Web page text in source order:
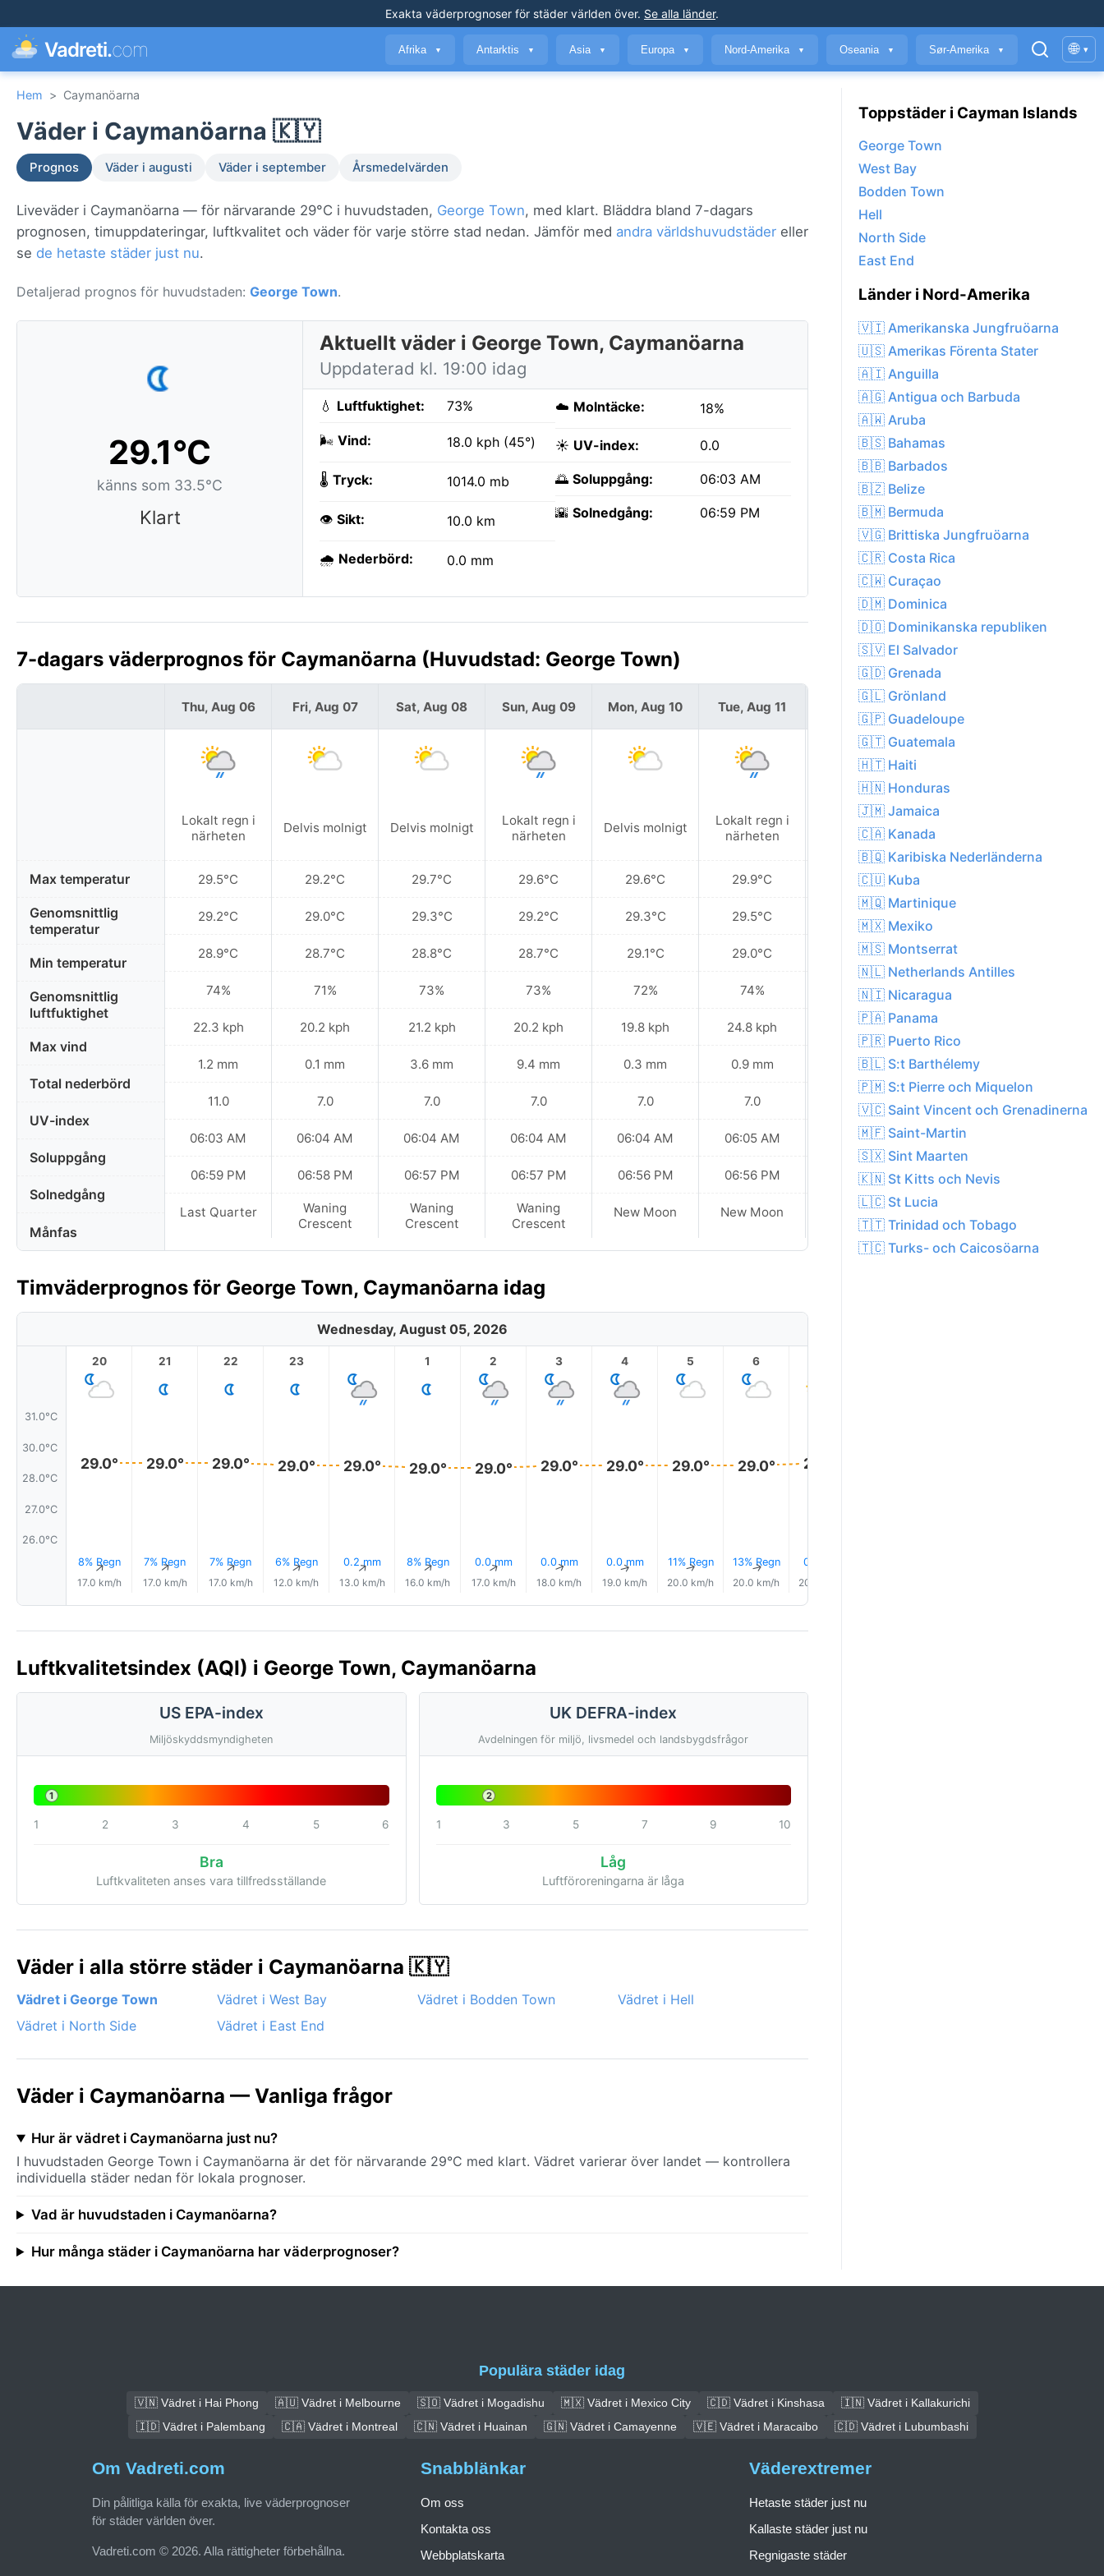
Exakta väderprognoser för städer världen över. Se alla länder.
Vadreti.com Afrika ▼ Antarktis ▼ Asia ▼ Europa ▼ Nord-Amerika ▼ Oseania ▼ Sør-Amerika ▼ 🌐 ▾
Hem > Caymanöarna
Väder i Caymanöarna 🇰🇾
Prognos Väder i augusti Väder i september Årsmedelvärden
Liveväder i Caymanöarna — för närvarande 29°C i huvudstaden, George Town, med klart. Bläddra bland 7-dagars
prognosen, timuppdateringar, luftkvalitet och väder för varje större stad nedan. Jämför med andra världshuvudstäder eller
se de hetaste städer just nu.
Detaljerad prognos för huvudstaden: George Town.
29.1°C
känns som 33.5°C
Klart
Aktuellt väder i George Town, Caymanöarna
Uppdaterad kl. 19:00 idag
💧 Luftfuktighet: 73%
🌬️ Vind: 18.0 kph (45°)
🌡️ Tryck: 1014.0 mb
👁️ Sikt: 10.0 km
🌧️ Nederbörd: 0.0 mm
☁️ Molntäcke: 18%
☀️ UV-index: 0.0
🌅 Soluppgång: 06:03 AM
🌇 Solnedgång: 06:59 PM
7-dagars väderprognos för Caymanöarna (Huvudstad: George Town)
Max temperatur
Genomsnittlig
temperatur
Min temperatur
Genomsnittlig
luftfuktighet
Max vind
Total nederbörd
UV-index
Soluppgång
Solnedgång
Månfas
Thu, Aug 06
Lokalt regn i
närheten
29.5°C
29.2°C
28.9°C
74%
22.3 kph
1.2 mm
11.0
06:03 AM
06:59 PM
Last Quarter
Fri, Aug 07
Delvis molnigt
29.2°C
29.0°C
28.7°C
71%
20.2 kph
0.1 mm
7.0
06:04 AM
06:58 PM
Waning
Crescent
Sat, Aug 08
Delvis molnigt
29.7°C
29.3°C
28.8°C
73%
21.2 kph
3.6 mm
7.0
06:04 AM
06:57 PM
Waning
Crescent
Sun, Aug 09
Lokalt regn i
närheten
29.6°C
29.2°C
28.7°C
73%
20.2 kph
9.4 mm
7.0
06:04 AM
06:57 PM
Waning
Crescent
Mon, Aug 10
Delvis molnigt
29.6°C
29.3°C
29.1°C
72%
19.8 kph
0.3 mm
7.0
06:04 AM
06:56 PM
New Moon
Tue, Aug 11
Lokalt regn i
närheten
29.9°C
29.5°C
29.0°C
74%
24.8 kph
0.9 mm
7.0
06:05 AM
06:56 PM
New Moon
Wed, Aug 12
Lokalt regn i
närheten
29.5°C
29.3°C
29.0°C
74%
25.9 kph
0.1 mm
7.0
06:05 AM
06:55 PM
New Moon
Timväderprognos för George Town, Caymanöarna idag
Wednesday, August 05, 2026
31.0°C
30.0°C
28.0°C
27.0°C
26.0°C
20
29.0°
8% Regn
↑
17.0 km/h
21
29.0°
7% Regn
↑
17.0 km/h
22
29.0°
7% Regn
↑
17.0 km/h
23
29.0°
6% Regn
↑
12.0 km/h
29.0°
0.2 mm
↑
13.0 km/h
1
29.0°
8% Regn
↑
16.0 km/h
2
29.0°
0.0 mm
↑
17.0 km/h
3
29.0°
0.0 mm
↑
18.0 km/h
4
29.0°
0.0 mm
↑
19.0 km/h
5
29.0°
11% Regn
↑
20.0 km/h
6
29.0°
13% Regn
↑
20.0 km/h
29.0°
0.0 mm
20.0 km/h
Luftkvalitetsindex (AQI) i George Town, Caymanöarna
US EPA-index
Miljöskyddsmyndigheten
1
1 2 3 4 5 6
Bra
Luftkvaliteten anses vara tillfredsställande
UK DEFRA-index
Avdelningen för miljö, livsmedel och landsbygdsfrågor
2
1 3 5 7 9 10
Låg
Luftföroreningarna är låga
Väder i alla större städer i Caymanöarna 🇰🇾
Vädret i George Town Vädret i West Bay Vädret i Bodden Town
Vädret i Hell
Vädret i North Side
Vädret i East End
Väder i Caymanöarna — Vanliga frågor
Hur är vädret i Caymanöarna just nu?
I huvudstaden George Town i Caymanöarna är det för närvarande 29°C med klart. Vädret varierar över landet — kontrollera
individuella städer nedan för lokala prognoser.
Vad är huvudstaden i Caymanöarna?
Hur många städer i Caymanöarna har väderprognoser?
Toppstäder i Cayman Islands
George Town
West Bay
Bodden Town
Hell
North Side
East End
Länder i Nord-Amerika
🇻🇮 Amerikanska Jungfruöarna
🇺🇸 Amerikas Förenta Stater
🇦🇮 Anguilla
🇦🇬 Antigua och Barbuda
🇦🇼 Aruba
🇧🇸 Bahamas
🇧🇧 Barbados
🇧🇿 Belize
🇧🇲 Bermuda
🇻🇬 Brittiska Jungfruöarna
🇨🇷 Costa Rica
🇨🇼 Curaçao
🇩🇲 Dominica
🇩🇴 Dominikanska republiken
🇸🇻 El Salvador
🇬🇩 Grenada
🇬🇱 Grönland
🇬🇵 Guadeloupe
🇬🇹 Guatemala
🇭🇹 Haiti
🇭🇳 Honduras
🇯🇲 Jamaica
🇨🇦 Kanada
🇧🇶 Karibiska Nederländerna
🇨🇺 Kuba
🇲🇶 Martinique
🇲🇽 Mexiko
🇲🇸 Montserrat
🇳🇱 Netherlands Antilles
🇳🇮 Nicaragua
🇵🇦 Panama
🇵🇷 Puerto Rico
🇧🇱 S:t Barthélemy
🇵🇲 S:t Pierre och Miquelon
🇻🇨 Saint Vincent och Grenadinerna
🇲🇫 Saint-Martin
🇸🇽 Sint Maarten
🇰🇳 St Kitts och Nevis
🇱🇨 St Lucia
🇹🇹 Trinidad och Tobago
🇹🇨 Turks- och Caicosöarna
Populära städer idag
🇻🇳 Vädret i Hai Phong 🇦🇺 Vädret i Melbourne 🇸🇴 Vädret i Mogadishu 🇲🇽 Vädret i Mexico City 🇨🇩 Vädret i Kinshasa
🇮🇳 Vädret i Kallakurichi
🇮🇩 Vädret i Palembang
🇨🇦 Vädret i Montreal 🇨🇳 Vädret i Huainan 🇬🇳 Vädret i Camayenne 🇻🇪 Vädret i Maracaibo 🇨🇩 Vädret i Lubumbashi
Om Vadreti.com
Din pålitliga källa för exakta, live väderprognoser
för städer världen över.
Vadreti.com © 2026. Alla rättigheter förbehållna.
Snabblänkar
Om oss
Kontakta oss
Webbplatskarta
Väderextremer
Hetaste städer just nu
Kallaste städer just nu
Regnigaste städer